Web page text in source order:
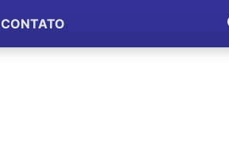
CONTATO